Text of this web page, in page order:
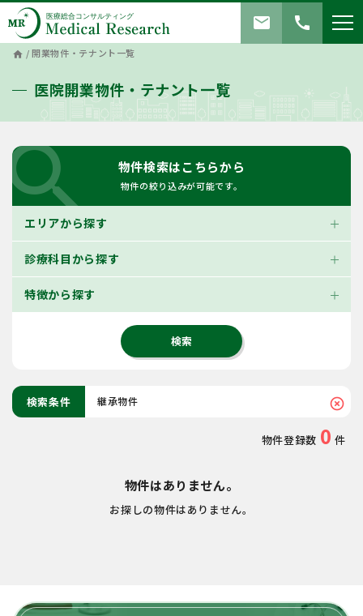
call
mail
home /開業物件・テナント一覧
医院開業物件・テナント一覧
物件検索はこちらから
物件の絞り込みが可能です。
エリアから探す
診療科目から探す
特徴から探す
検索条件 継承物件 highlight_off
物件登録数 0 件
物件はありません。
お探しの物件はありません。